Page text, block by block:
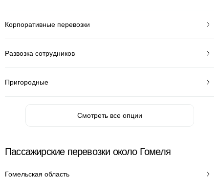
Корпоративные перевозки
Развозка сотрудников
Пригородные
Смотреть все опции
Пассажирские перевозки около Гомеля
Гомельская область